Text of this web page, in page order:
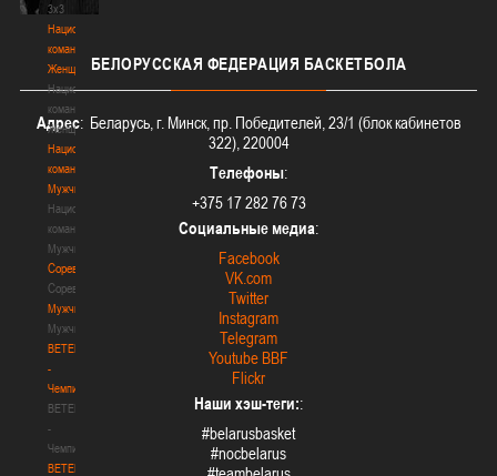
3х3
Национальная
команда.
Женщины
Национальная
команда.
Женщины
Национальная
команда.
Мужчины
Национальная
команда.
Мужчины
Соревнования
Соревнования
Мужчины
Мужчины
BETERA
-
Чемпионат
BETERA
-
Чемпионат
BETERA
БЕЛОРУССКАЯ ФЕДЕРАЦИЯ БАСКЕТБОЛА
Адрес: Беларусь, г. Минск, пр. Победителей, 23/1 (блок кабинетов
322), 220004
Телефоны:
+375 17 282 76 73
Социальные медиа:
Facebook
VK.com
Twitter
Instagram
Telegram
Youtube BBF
Flickr
Наши хэш-теги::
#belarusbasket
#nocbelarus